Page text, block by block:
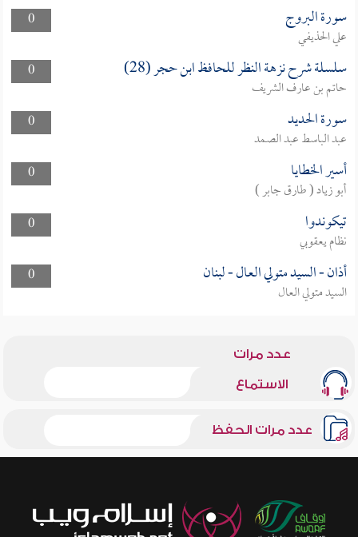
0
سورة البروج
علي الحذيفي
0
سلسلة شرح نزهة النظر للحافظ ابن حجر (28)
حاتم بن عارف الشريف
0
سورة الحديد
عبد الباسط عبد الصمد
0
أسير الخطايا
أبو زياد ( طارق جابر )
0
تيكوندوا
نظام يعقوبي
0
أذان - السيد متولي العال - لبنان
السيد متولي العال
عدد مرات
الاستماع
عدد مرات الحفظ